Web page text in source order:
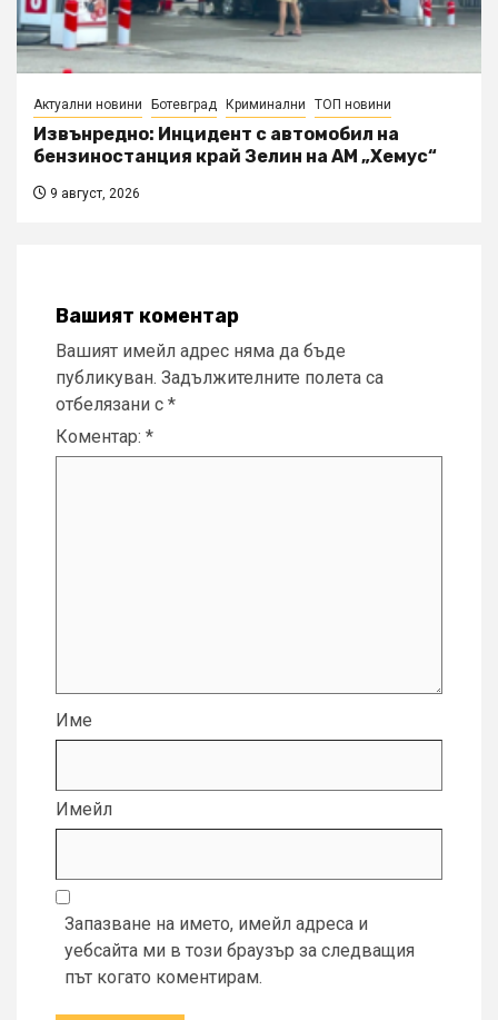
Актуални новини Ботевград Криминални ТОП новини
Извънредно: Инцидент с автомобил на
бензиностанция край Зелин на АМ „Хемус“
9 август, 2026
Вашият коментар
Вашият имейл адрес няма да бъде
публикуван. Задължителните полета са
отбелязани с *
Коментар: *
Име
Имейл
Запазване на името, имейл адреса и
уебсайта ми в този браузър за следващия
път когато коментирам.